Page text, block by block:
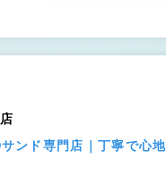
ンド専門店｜丁寧で心